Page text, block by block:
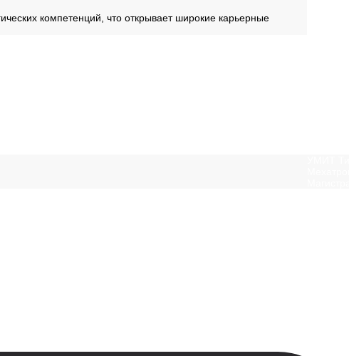
компетенций, что открывает широкие карьерные